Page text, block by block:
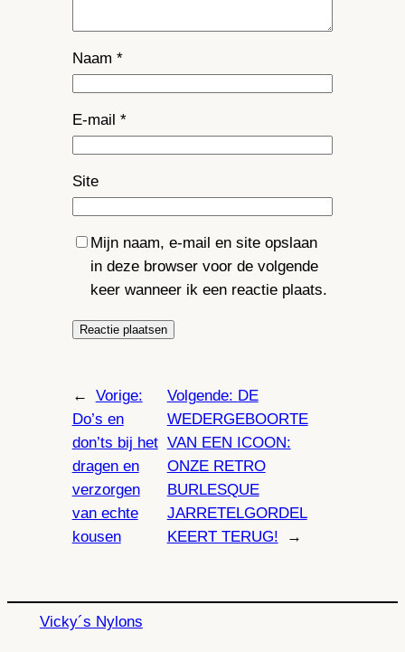
Naam *
E-mail *
Site
Mijn naam, e-mail en site opslaan
in deze browser voor de volgende
keer wanneer ik een reactie plaats.
←
Vorige:
Do’s en
don’ts bij het
dragen en
verzorgen
van echte
kousen
Volgende: DE
WEDERGEBOORTE
VAN EEN ICOON:
ONZE RETRO
BURLESQUE
JARRETELGORDEL
KEERT TERUG!
→
Vicky´s Nylons